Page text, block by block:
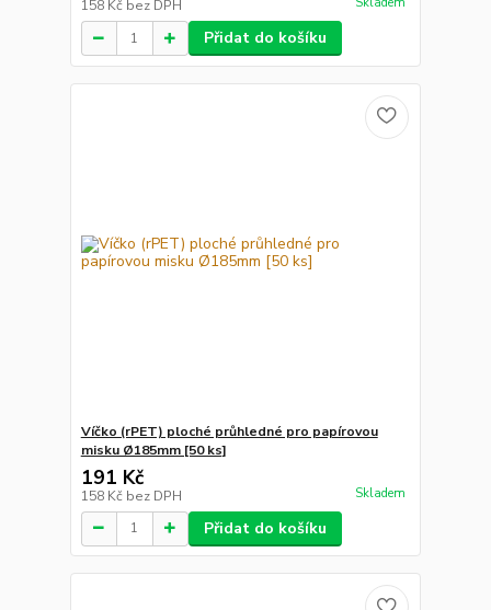
158 Kč bez DPH
Přidat do košíku
Víčko (rPET) ploché průhledné pro papírovou
misku Ø185mm [50 ks]
191 Kč
158 Kč bez DPH Skladem
Přidat do košíku